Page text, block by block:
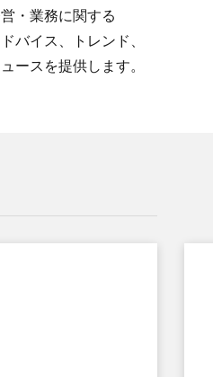
・業務に​関する​
バイス、​トレンド、​
ースを​提供します。